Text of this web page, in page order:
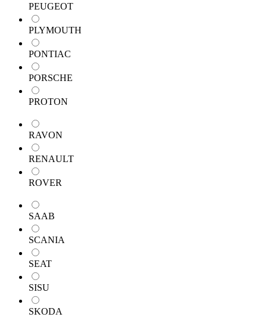
PEUGEOT
PLYMOUTH
PONTIAC
PORSCHE
PROTON
RAVON
RENAULT
ROVER
SAAB
SCANIA
SEAT
SISU
SKODA